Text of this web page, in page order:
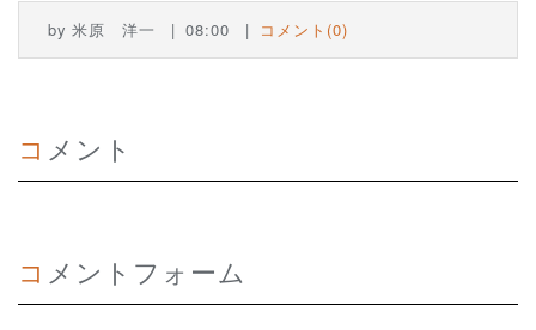
by 米原 洋一 08:00 コメント(0)
コメント
コメントフォーム